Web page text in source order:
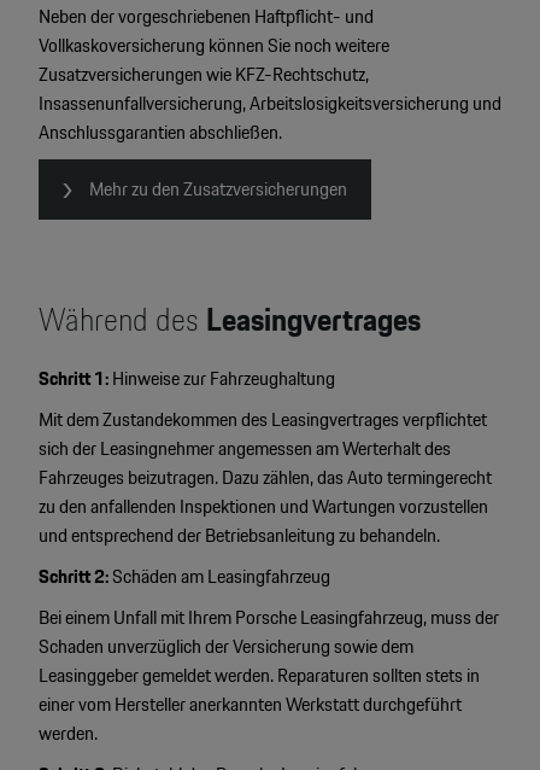
Neben der vorgeschriebenen Haftpflicht- und
Vollkaskoversicherung können Sie noch weitere
Zusatzversicherungen wie KFZ-Rechtschutz,
Insassenunfallversicherung, Arbeitslosigkeitsversicherung und
Anschlussgarantien abschließen.
Mehr zu den Zusatzversicherungen
Während desLeasingvertrages
Schritt 1:Hinweise zur Fahrzeughaltung
Mit dem Zustandekommen des Leasingvertrages verpflichtet
sich der Leasingnehmer angemessen am Werterhalt des
Fahrzeuges beizutragen. Dazu zählen, das Auto termingerecht
zu den anfallenden Inspektionen und Wartungen vorzustellen
und entsprechend der Betriebsanleitung zu behandeln.
Schritt 2:Schäden am Leasingfahrzeug
Bei einem Unfall mit Ihrem Porsche Leasingfahrzeug, muss der
Schaden unverzüglich der Versicherung sowie dem
Leasinggeber gemeldet werden. Reparaturen sollten stets in
einer vom Hersteller anerkannten Werkstatt durchgeführt
werden.